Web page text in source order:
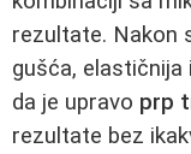
rezultate. Nakon
gušća,
da je upravo prp
rezultate bez